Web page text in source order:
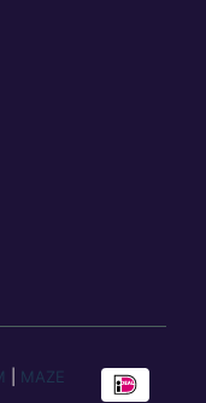
MAZE